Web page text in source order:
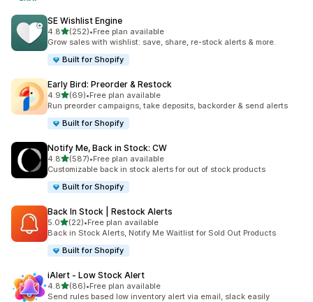
SE Wishlist Engine
4.8별 5개 중
(252)
총 리뷰 252개
•Free plan available
Grow sales with wishlist: save, share, re-stock alerts & more.
Built for Shopify
Early Bird: Preorder & Restock
4.9별 5개 중
(69)
총 리뷰 69개
•Free plan available
Run preorder campaigns, take deposits, backorder & send alerts
Built for Shopify
Notify Me, Back in Stock: CW
4.8별 5개 중
(587)
총 리뷰 587개
•Free plan available
Customizable back in stock alerts for out of stock products
Built for Shopify
Back In Stock | Restock Alerts
5.0별 5개 중
(22)
총 리뷰 22개
•Free plan available
Back in Stock Alerts, Notify Me Waitlist for Sold Out Products
Built for Shopify
iAlert ‑ Low Stock Alert
4.8별 5개 중
(86)
총 리뷰 86개
•Free plan available
Send rules based low inventory alert via email, slack easily